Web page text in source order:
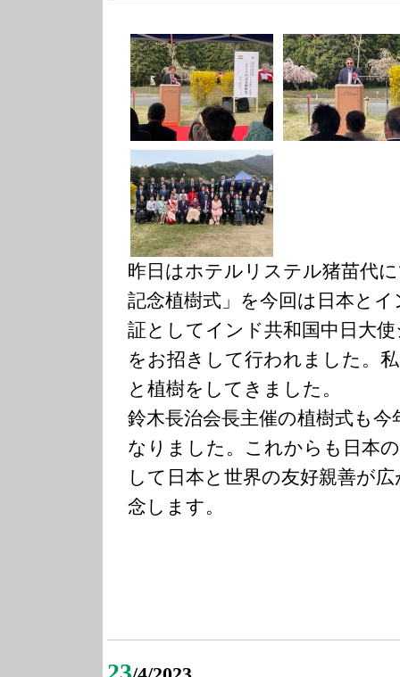
昨日はホテルリステル猪苗代
記念植樹式」を今回は日本と
証としてインド共和国中日大
をお招きして行われました。
と植樹をしてきました。
鈴木長治会長主催の植樹式も
なりました。これからも日本
して日本と世界の友好親善が
念します。